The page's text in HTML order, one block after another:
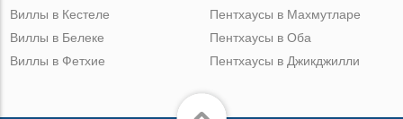
Виллы в Кестеле
Виллы в Белеке
Виллы в Фетхие
Пентхаусы в Махмутларе
Пентхаусы в Оба
Пентхаусы в Джикджилли